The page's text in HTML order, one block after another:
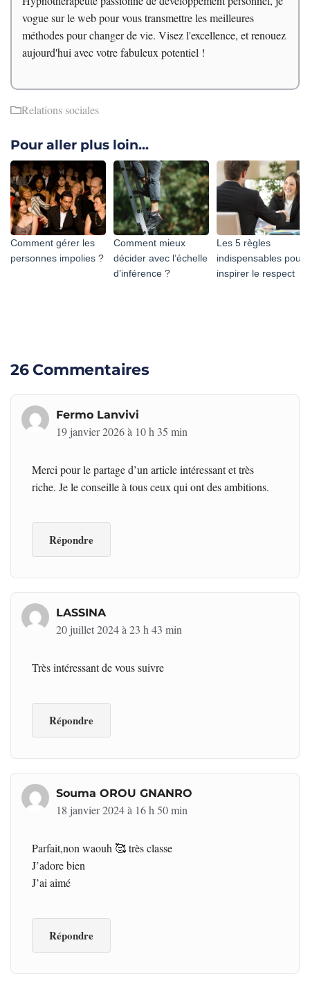
vogue sur le web pour vous transmettre les meilleures
méthodes pour changer de vie. Visez l'excellence, et renouez
aujourd'hui avec votre fabuleux potentiel !
Relations sociales
Pour aller plus loin...
Comment gérer les
personnes impolies ?
Comment mieux
décider avec l’échelle
d’inférence ?
Les 5 règles
indispensables pour
inspirer le respect
26 Commentaires
Fermo Lanvivi
19 janvier 2026 à 10 h 35 min
Merci pour le partage d’un article intéressant et très
riche. Je le conseille à tous ceux qui ont des ambitions.
Répondre
LASSINA
20 juillet 2024 à 23 h 43 min
Très intéressant de vous suivre
Répondre
Souma OROU GNANRO
18 janvier 2024 à 16 h 50 min
Parfait,non waouh 🥰 très classe
J’adore bien
J’ai aimé
Répondre